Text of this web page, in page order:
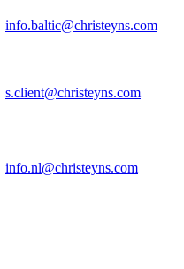
info.baltic@christeyns.com
s.client@christeyns.com
info.nl@christeyns.com